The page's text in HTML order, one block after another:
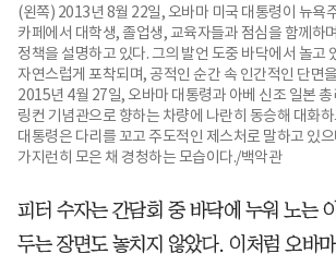
(왼쪽) 2013년 8월 22일, 오바마 미국 대통령이 뉴욕
카페에서 대학생, 졸업생, 교육자들과 점심을 함께하
정책을 설명하고 있다. 그의 발언 도중 바닥에서 놀고
자연스럽게 포착되며, 공적인 순간 속 인간적인 단면
2015년 4월 27일, 오바마 대통령과 아베 신조 일본 총
링컨 기념관으로 향하는 차량에 나란히 동승해 대화
대통령은 다리를 꼬고 주도적인 제스처로 말하고 있
가지런히 모은 채 경청하는 모습이다./백악관
피터 수자는 간담회 중 바닥에 누워 노는
두는 장면도 놓치지 않았다. 이처럼 오바